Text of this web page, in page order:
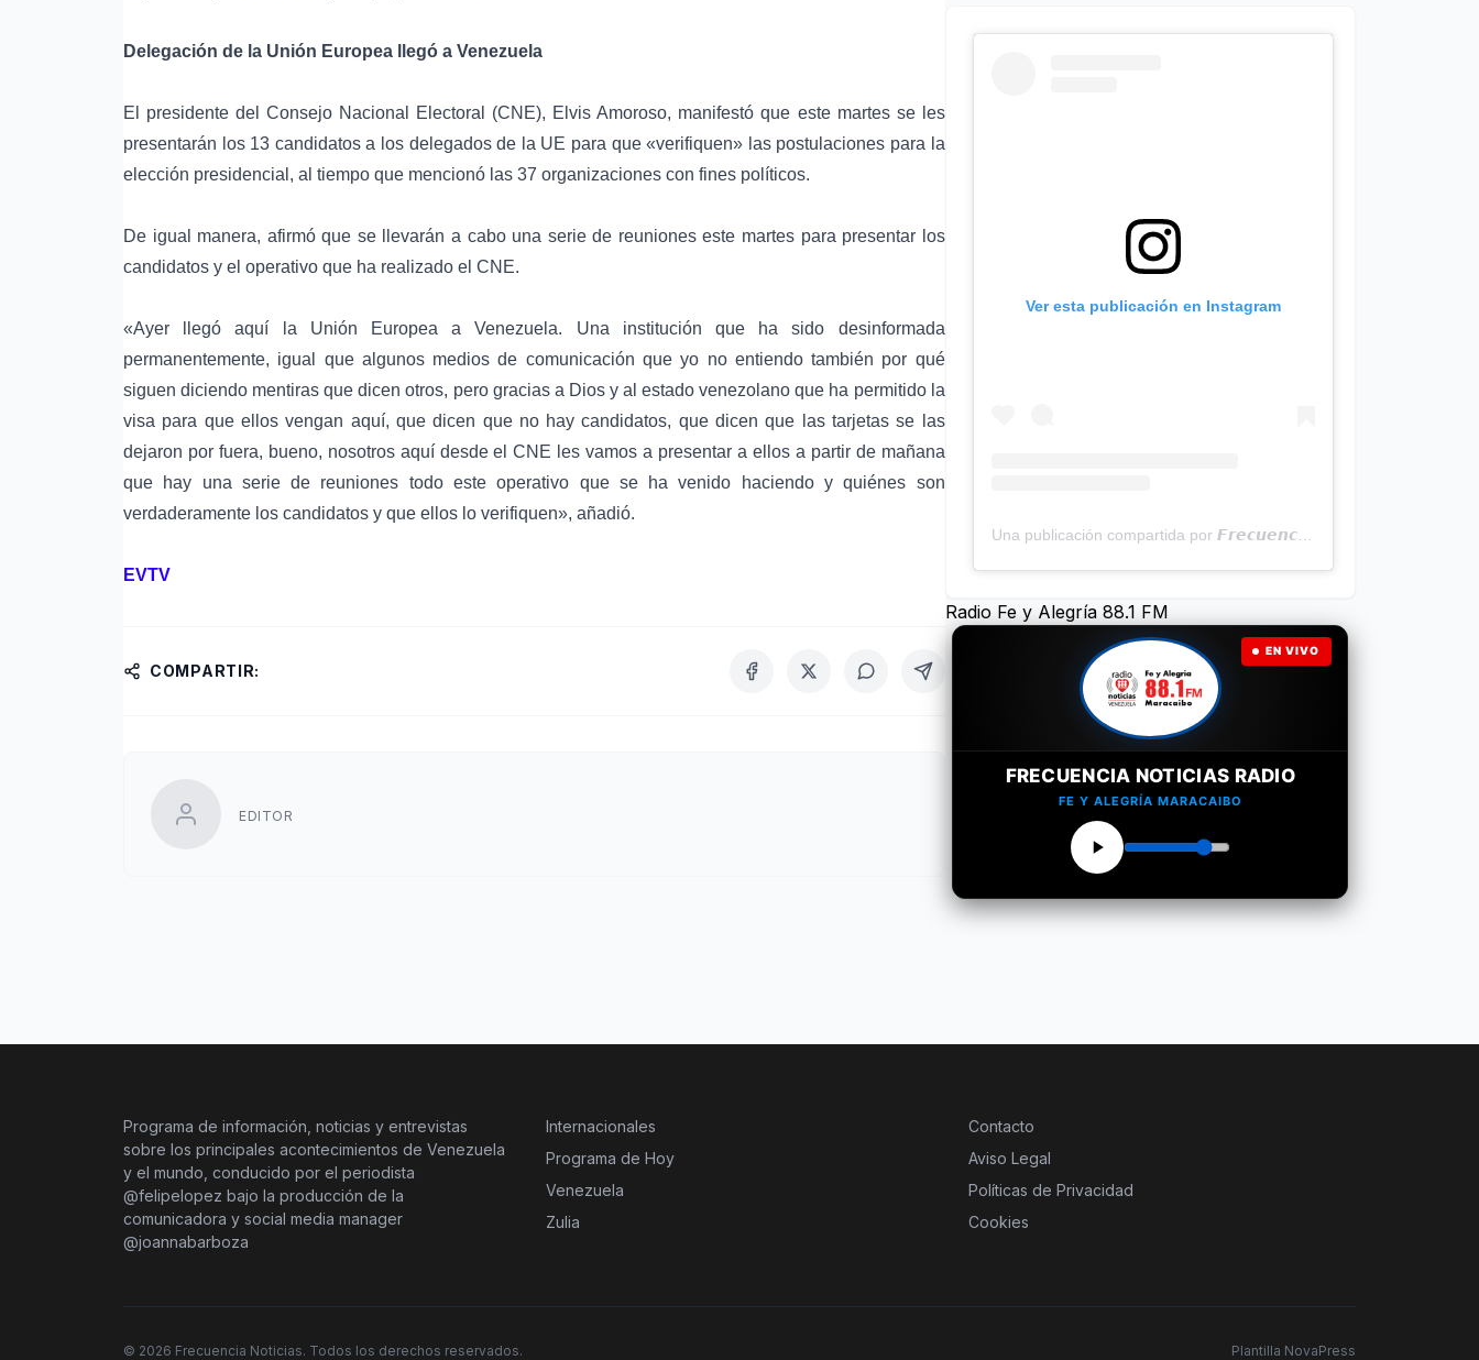
Delegación de la Unión Europea llegó a Venezuela
El presidente del Consejo Nacional Electoral (CNE), Elvis Amoroso, manifestó que este martes se les
presentarán los 13 candidatos a los delegados de la UE para que «verifiquen» las postulaciones para la
elección presidencial, al tiempo que mencionó las 37 organizaciones con fines políticos.
De igual manera, afirmó que se llevarán a cabo una serie de reuniones este martes para presentar los
candidatos y el operativo que ha realizado el CNE.
«Ayer llegó aquí la Unión Europea a Venezuela. Una institución que ha sido desinformada
permanentemente, igual que algunos medios de comunicación que yo no entiendo también por qué
siguen diciendo mentiras que dicen otros, pero gracias a Dios y al estado venezolano que ha permitido la
visa para que ellos vengan aquí, que dicen que no hay candidatos, que dicen que las tarjetas se las
dejaron por fuera, bueno, nosotros aquí desde el CNE les vamos a presentar a ellos a partir de mañana
que hay una serie de reuniones todo este operativo que se ha venido haciendo y quiénes son
verdaderamente los candidatos y que ellos lo verifiquen», añadió.
EVTV
COMPARTIR:
EDITOR
Ver esta publicación en Instagram
Una publicación compartida por 𝙁𝙧𝙚𝙘𝙪𝙚𝙣𝙘𝙞𝙖 𝙉𝙤𝙩𝙞𝙘𝙞𝙖𝙨 | Programa Radial (@frecuencianoticias)
Radio Fe y Alegría 88.1 FM
EN VIVO
FRECUENCIA NOTICIAS RADIO
FE Y ALEGRÍA MARACAIBO
Programa de información, noticias y entrevistas
sobre los principales acontecimientos de Venezuela
y el mundo, conducido por el periodista
@felipelopez bajo la producción de la
comunicadora y social media manager
@joannabarboza
Internacionales
Programa de Hoy
Venezuela
Zulia
Contacto
Aviso Legal
Políticas de Privacidad
Cookies
© 2026 Frecuencia Noticias. Todos los derechos reservados. Plantilla NovaPress